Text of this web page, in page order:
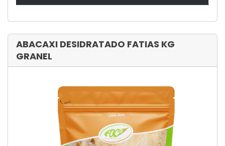
ABACAXI DESIDRATADO FATIAS KG
GRANEL